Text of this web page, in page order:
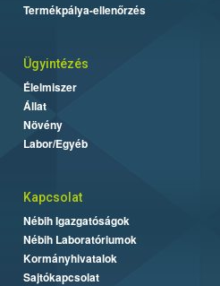
Termékpálya-ellenőrzés
Ügyintézés
Élelmiszer
Állat
Növény
Labor/Egyéb
Kapcsolat
Nébih Igazgatóságok
Nébih Laboratóriumok
Kormányhivatalok
Sajtókapcsolat